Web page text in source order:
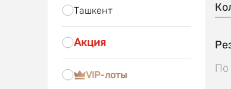
Ташкент
Акция
VIP-лоты
По